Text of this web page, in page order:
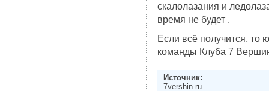
скалолазания и
время не будет .
Если всё получится, то
команды Клуба 7
Источник:
7vershin.ru